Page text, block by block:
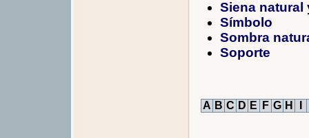
Siena natural
Símbolo
Sombra
Soporte
A B C D E F G H